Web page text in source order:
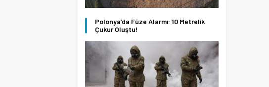
Polonya’da Füze Alarmı: 10 Metrelik
Çukur Oluştu!